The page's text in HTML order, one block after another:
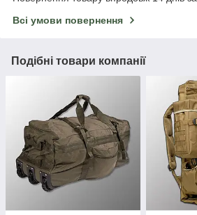
Всі умови повернення
Подібні товари компанії